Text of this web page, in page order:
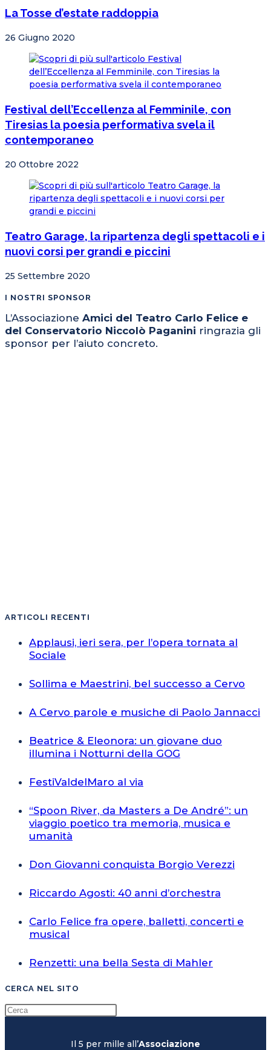
La Tosse d’estate raddoppia
26 Giugno 2020
Festival dell’Eccellenza al Femminile, con
Tiresias la poesia performativa svela il
contemporaneo
20 Ottobre 2022
Teatro Garage, la ripartenza degli spettacoli e i
nuovi corsi per grandi e piccini
25 Settembre 2020
I NOSTRI SPONSOR
L’Associazione Amici del Teatro Carlo Felice e
del Conservatorio Niccolò Paganini ringrazia gli
sponsor per l’aiuto concreto.
ARTICOLI RECENTI
Applausi, ieri sera, per l’opera tornata al
Sociale
Sollima e Maestrini, bel successo a Cervo
A Cervo parole e musiche di Paolo Jannacci
Beatrice & Eleonora: un giovane duo
illumina i Notturni della GOG
FestiValdelMaro al via
“Spoon River, da Masters a De André”: un
viaggio poetico tra memoria, musica e
umanità
Don Giovanni conquista Borgio Verezzi
Riccardo Agosti: 40 anni d’orchestra
Carlo Felice fra opere, balletti, concerti e
musical
Renzetti: una bella Sesta di Mahler
CERCA NEL SITO
Il 5 per mille all’Associazione